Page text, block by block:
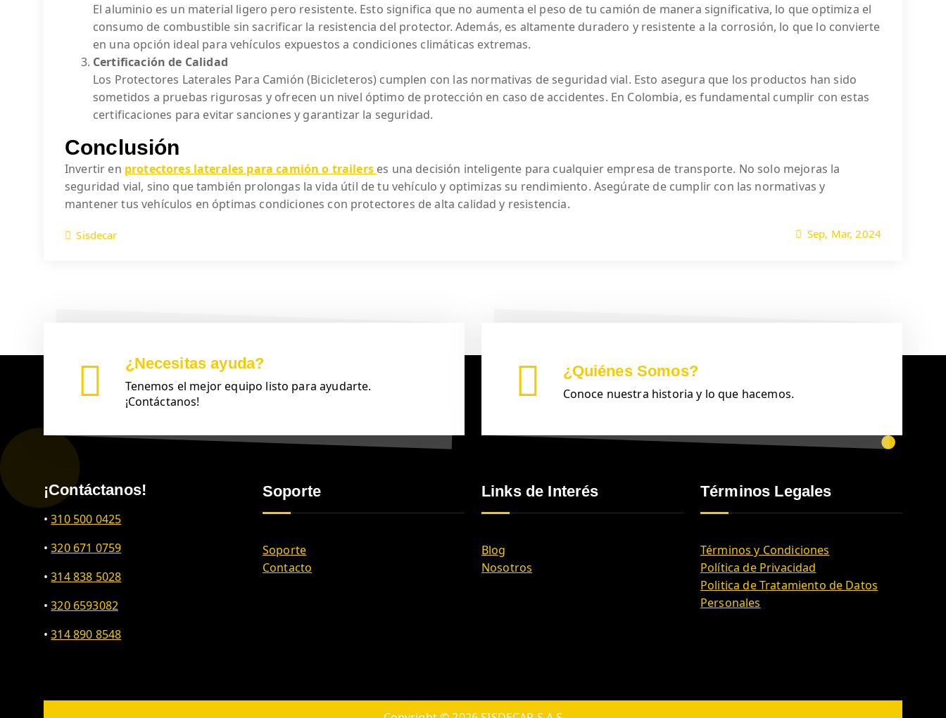
El aluminio es un material ligero pero resistente. Esto significa que no aumenta el peso de tu camión de manera significativa, lo que optimiza el
consumo de combustible sin sacrificar la resistencia del protector. Además, es altamente duradero y resistente a la corrosión, lo que lo convierte
en una opción ideal para vehículos expuestos a condiciones climáticas extremas.
Certificación de Calidad
Los Protectores Laterales Para Camión (Bicicleteros) cumplen con las normativas de seguridad vial. Esto asegura que los productos han sido
sometidos a pruebas rigurosas y ofrecen un nivel óptimo de protección en caso de accidentes. En Colombia, es fundamental cumplir con estas
certificaciones para evitar sanciones y garantizar la seguridad.
Conclusión
Invertir en protectores laterales para camión o trailers es una decisión inteligente para cualquier empresa de transporte. No solo mejoras la
seguridad vial, sino que también prolongas la vida útil de tu vehículo y optimizas su rendimiento. Asegúrate de cumplir con las normativas y
mantener tus vehículos en óptimas condiciones con protectores de alta calidad y resistencia.
Sisdecar Sep, Mar, 2024
¿Necesitas ayuda?
Tenemos el mejor equipo listo para ayudarte.
¡Contáctanos!
¿Quiénes Somos?
Conoce nuestra historia y lo que hacemos.
¡Contáctanos!
•310 500 0425
•320 671 0759
•314 838 5028
•320 6593082
•314 890 8548
Soporte
Soporte
Contacto
Links de Interés
Blog
Nosotros
Términos Legales
Términos y Condiciones
Política de Privacidad
Politica de Tratamiento de Datos
Personales